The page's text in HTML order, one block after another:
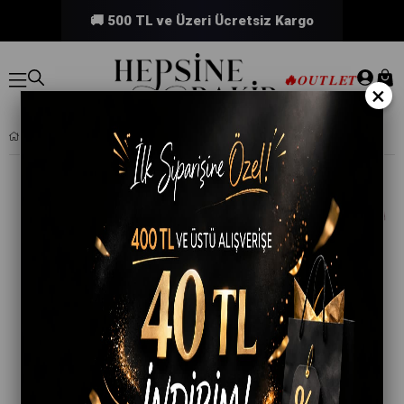
🚚 500 TL ve Üzeri Ücretsiz Kargo
🔥OUTLET
×